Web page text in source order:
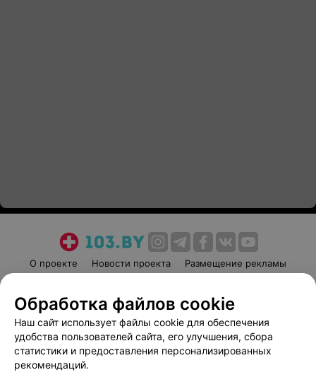
О проекте Новости проекта
Размещение рекламы
Пользовательское соглашение
Способы оплаты
Вакансии
Партнеры
Написать руководителю 103.by
Обработка файлов cookie
Наш сайт использует файлы cookie для обеспечения
удобства пользователей сайта, его улучшения, сбора
статистики и предоставления персонализированных
рекомендаций.